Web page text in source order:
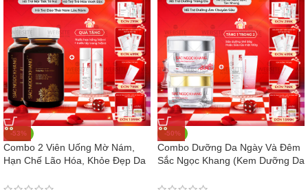
-53%
Combo 2 Viên Uống Mờ Nám,
Hạn Chế Lão Hóa, Khỏe Đẹp Da
tháng)
-50%
Combo Dưỡng Da Ngày Và Đêm
Sắc Ngọc Khang (Kem Dưỡng Da
Ban Ngày 5in1 30g)